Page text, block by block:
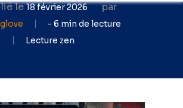
le18 février 2026 par
- 6 min de lecture
Lecture zen